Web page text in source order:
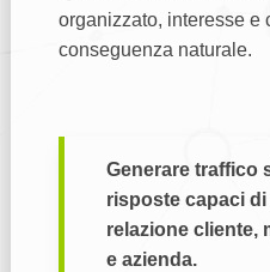
organizzato, interesse e
conseguenza naturale.
Generare traffico
risposte capaci di
relazione cliente,
e azienda.